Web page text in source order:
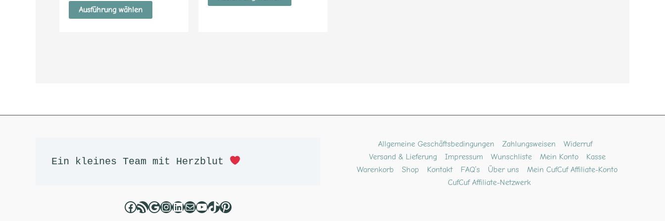
von 5
Ausführung wählen
Ein kleines Team mit Herzblut
Allgemeine Geschäftsbedingungen Zahlungsweisen
Widerruf
Versand & Lieferung
Impressum Wunschliste Mein Konto
Kasse
Warenkorb
Shop Kontakt FAQ’s Über uns
Mein CufCuf Affiliate-Konto
CufCuf Affiliate-Netzwerk